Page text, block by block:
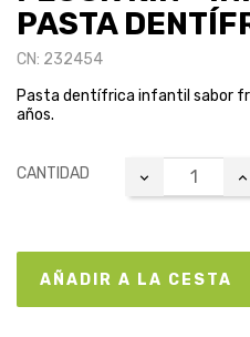
PASTA
CN: 232454
Pasta dentífrica infantil sabor
años.
CANTIDAD
AÑADIR A LA CESTA